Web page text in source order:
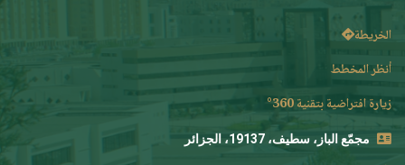
الخريطة
أنظر المخطط
زيارة افتراضية بتقنية 360°
مجمّع الباز، سطيف، 19137، الجزائر